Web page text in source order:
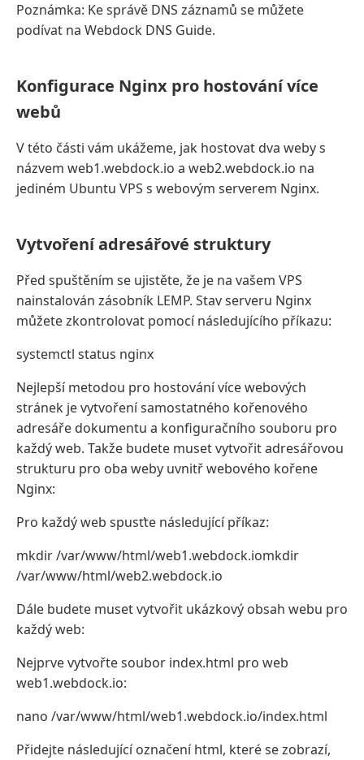
Poznámka: Ke správě DNS záznamů se můžete
podívat na Webdock DNS Guide.
Konfigurace Nginx pro hostování více
webů
V této části vám ukážeme, jak hostovat dva weby s
názvem web1.webdock.io a web2.webdock.io na
jediném Ubuntu VPS s webovým serverem Nginx.
Vytvoření adresářové struktury
Před spuštěním se ujistěte, že je na vašem VPS
nainstalován zásobník LEMP. Stav serveru Nginx
můžete zkontrolovat pomocí následujícího příkazu:
systemctl status nginx
Nejlepší metodou pro hostování více webových
stránek je vytvoření samostatného kořenového
adresáře dokumentu a konfiguračního souboru pro
každý web. Takže budete muset vytvořit adresářovou
strukturu pro oba weby uvnitř webového kořene
Nginx:
Pro každý web spusťte následující příkaz:
mkdir /var/www/html/web1.webdock.iomkdir
/var/www/html/web2.webdock.io
Dále budete muset vytvořit ukázkový obsah webu pro
každý web:
Nejprve vytvořte soubor index.html pro web
web1.webdock.io:
nano /var/www/html/web1.webdock.io/index.html
Přidejte následující označení html, které se zobrazí,